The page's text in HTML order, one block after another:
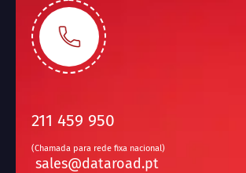
211 459 950
(Chamada para rede fixa nacional)
sales@dataroad.pt